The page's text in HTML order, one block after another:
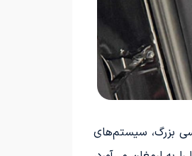
بزرگ، سیستم‌های